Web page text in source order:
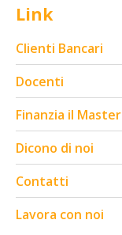
Link
Clienti Bancari
Docenti
Finanzia il Master
Dicono di noi
Contatti
Lavora con noi